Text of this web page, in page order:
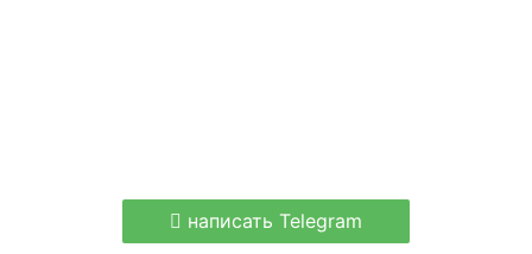
написать Telegram